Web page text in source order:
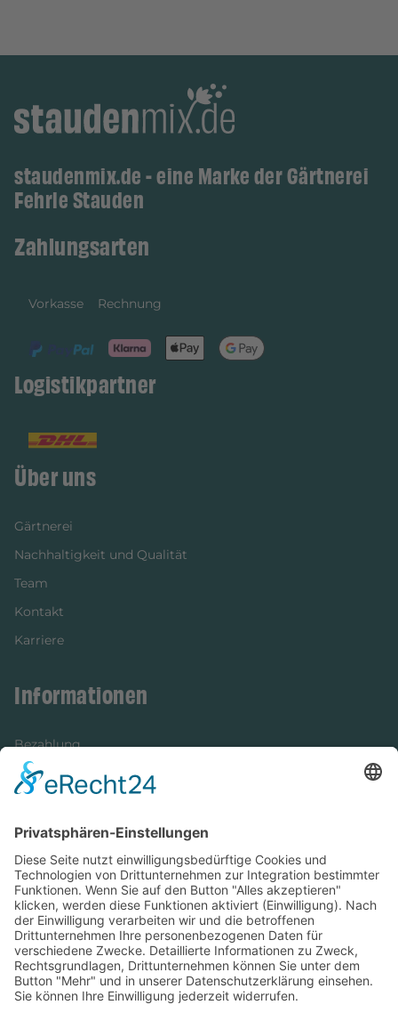
staudenmix.de - eine Marke der Gärtnerei
Fehrle Stauden
Zahlungsarten
Vorkasse Rechnung
Logistikpartner
Über uns
Gärtnerei
Nachhaltigkeit und Qualität
Team
Kontakt
Karriere
Informationen
Bezahlung
Newsletter
Versandinformationen
Verfügbarkeit/Verträglichkeit
Rechtliches
Widerrufsrecht und Widerrufsformular
Impressum
Datenschutzerklärung